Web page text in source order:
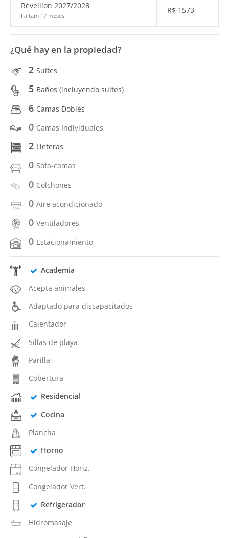
Réveillon 2027/2028
Faltam 17 meses
R$ 1573
¿Qué hay en la propiedad?
2 Suites
5 Baños (incluyendo suites)
6 Camas Dobles
0 Camas Individuales
2 Lieteras
0 Sofa-camas
0 Colchones
0 Aire acondicionado
0 Ventiladores
0 Estacionamiento
Academia
Acepta animales
Adaptado para discapacitados
Calentador
Sillas de playa
Parilla
Cobertura
Residencial
Cocina
Plancha
Horno
Congelador Horiz.
Congelador Vert.
Refrigerador
Hidromasaje